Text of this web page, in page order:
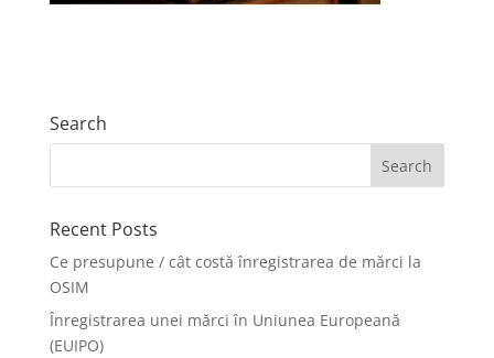
Search
Recent Posts
Ce presupune / cât costă înregistrarea de mărci la
OSIM
Înregistrarea unei mărci în Uniunea Europeană
(EUIPO)